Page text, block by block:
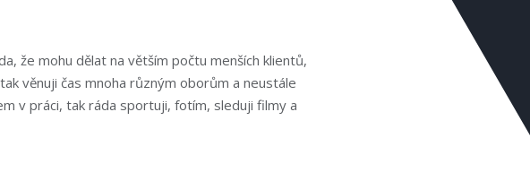
že mohu dělat na větším počtu menších klientů,
věnuji čas mnoha různým oborům a neustále
v práci, tak ráda sportuji, fotím, sleduji filmy a